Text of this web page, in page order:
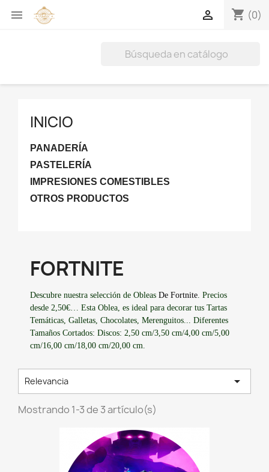
 shopping_cart (0)

INICIO
PANADERÍA
PASTELERÍA
IMPRESIONES COMESTIBLES
OTROS PRODUCTOS
FORTNITE
Descubre nuestra selección de Obleas De Fortnite. Precios
desde 2,50€… Esta Oblea, es ideal para decorar tus Tartas
Temáticas, Galletas, Chocolates, Merenguitos... Diferentes
Tamaños Cortados: Discos: 2,50 cm/3,50 cm/4,00 cm/5,00
cm/16,00 cm/18,00 cm/20,00 cm.
Relevancia 
Mostrando 1-3 de 3 artículo(s)